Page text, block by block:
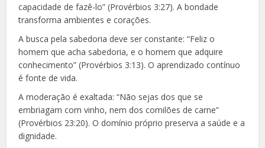
capacidade de fazê-lo” (Provérbios 3:27). A bondade
transforma ambientes e corações.
A busca pela sabedoria deve ser constante: “Feliz o
homem que acha sabedoria, e o homem que adquire
conhecimento” (Provérbios 3:13). O aprendizado contínuo
é fonte de vida.
A moderação é exaltada: “Não sejas dos que se
embriagam com vinho, nem dos comilões de carne”
(Provérbios 23:20). O domínio próprio preserva a saúde e a
dignidade.